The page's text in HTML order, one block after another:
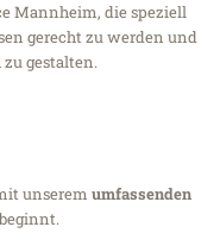
Mannheim, die speziell
gerecht zu werden und
gestalten.
unserem umfassenden